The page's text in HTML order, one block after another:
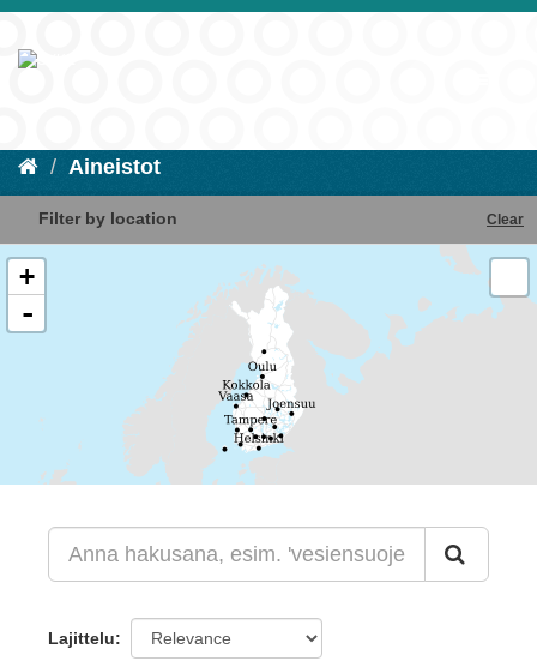
Aineistot
Filter by location Clear
+
-
Lajittelu